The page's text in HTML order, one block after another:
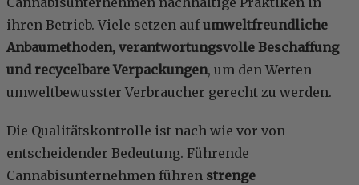
ihren Betrieb. Viele setzen aufumweltfreundliche
Anbaumethoden, verantwortungsvolle Beschaffung
und recycelbare Verpackungen, um den Werten
umweltbewusster Verbraucher gerecht zu werden.
Die Qualitätskontrolle ist nach wie vor von
entscheidender Bedeutung. Führende
Cannabisunternehmen führen strenge